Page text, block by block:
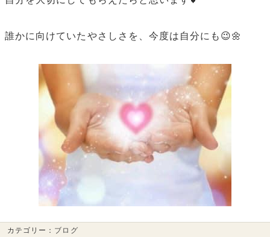
誰かに向けていたやさしさを、今度は自分にも😉🌼
カテゴリー： ブログ